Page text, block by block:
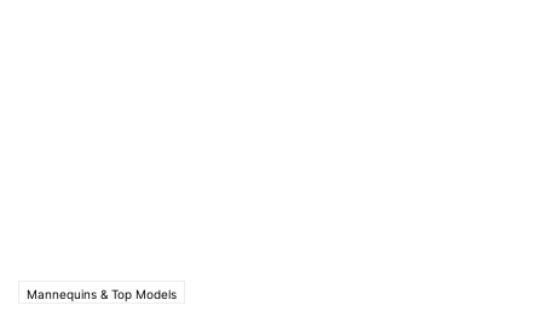
Mannequins & Top Models